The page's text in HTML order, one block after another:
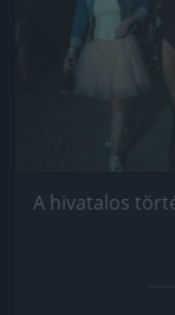
A hivatalos